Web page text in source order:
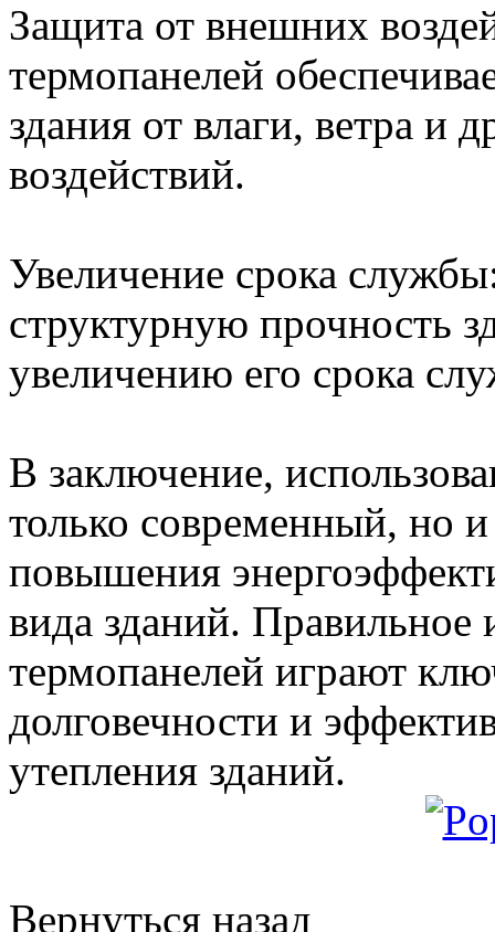
Защита от внешних
термопанелей
здания от влаги, ветра и
воздействий.
Увеличение срока
структурную прочность
увеличению его срока
В заключение,
только современный, но
повышения
вида зданий. Правильное
термопанелей играют
долговечности и
утепления зданий.
Вернуться назад